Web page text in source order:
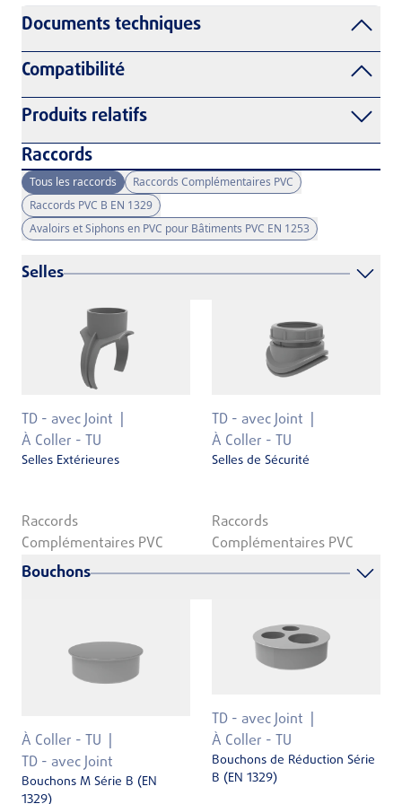
Documents techniques
Compatibilité
Produits relatifs
Raccords
Tous les raccords
Raccords Complémentaires PVC
Raccords PVC B EN 1329
Avaloirs et Siphons en PVC pour Bâtiments PVC EN 1253
Selles
TD - avec Joint
À Coller - TU
Selles Extérieures
Raccords
Complémentaires PVC
TD - avec Joint
À Coller - TU
Selles de Sécurité
Raccords
Complémentaires PVC
Bouchons
À Coller - TU
TD - avec Joint
Bouchons M Série B (EN
1329)
TD - avec Joint
À Coller - TU
Bouchons de Réduction Série
B (EN 1329)